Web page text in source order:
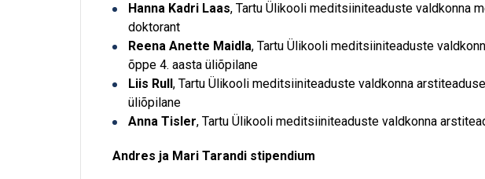
Hanna Kadri Laas, Tartu Ülikooli meditsiiniteaduste valdkonna
doktorant
Reena Anette Maidla, Tartu Ülikooli meditsiiniteaduste
õppe 4. aasta üliõpilane
Liis Rull , Tartu Ülikooli meditsiiniteaduste valdkonna
üliõpilane
Anna Tisler, Tartu Ülikooli meditsiiniteaduste valdkonna
Andres ja Mari Tarandi stipendium